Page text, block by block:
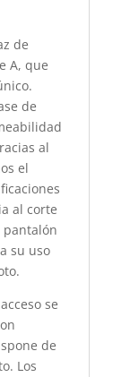
de
A, que
de
al
el
al corte
pantalón
su uso
se
de
Los